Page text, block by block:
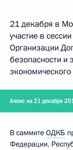
21 декабря в
участие в
Организации
безопасности и
Анонс на 21 декабря
В саммите ОДКБ
Федерации,